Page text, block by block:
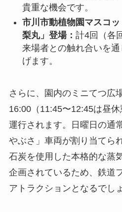
貴重な機会です。
市川市動植物園マスコ
梨丸」登場： 計4回（各
来場者との触れ合いを
げます。
さらに、園内のミニてつ広
16:00（11:45〜12:45は昼
運行されます。日曜日の通
やぶさ」車両が割り当てら
石炭を使用した本格的な蒸
企画されているため、鉄道
アトラクションとなるでし